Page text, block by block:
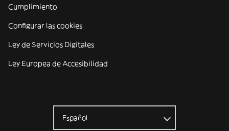
Cumplimiento
Configurar las cookies
Ley de Servicios Digitales
Ley Europea de Accesibilidad